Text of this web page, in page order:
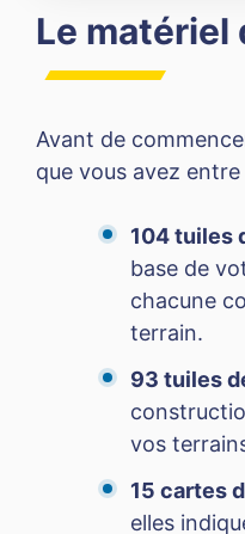
Le matériel
Avant de
que vous avez entre
104 tuiles
base de
chacune
terrain.
93 tuiles
vos
15 cartes
elles